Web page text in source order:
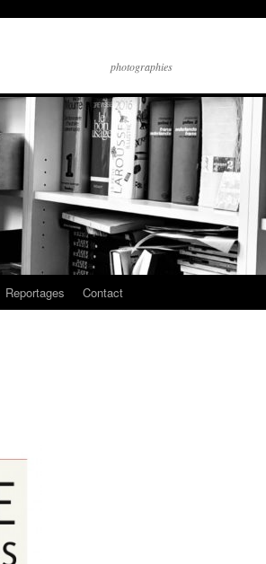
photographies
Reportages Contact